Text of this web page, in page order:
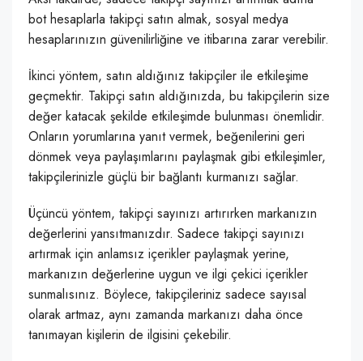
bot hesaplarla takipçi satın almak, sosyal medya
hesaplarınızın güvenilirliğine ve itibarına zarar verebilir.
İkinci yöntem, satın aldığınız takipçiler ile etkileşime
geçmektir. Takipçi satın aldığınızda, bu takipçilerin size
değer katacak şekilde etkileşimde bulunması önemlidir.
Onların yorumlarına yanıt vermek, beğenilerini geri
dönmek veya paylaşımlarını paylaşmak gibi etkileşimler,
takipçilerinizle güçlü bir bağlantı kurmanızı sağlar.
Üçüncü yöntem, takipçi sayınızı artırırken markanızın
değerlerini yansıtmanızdır. Sadece takipçi sayınızı
artırmak için anlamsız içerikler paylaşmak yerine,
markanızın değerlerine uygun ve ilgi çekici içerikler
sunmalısınız. Böylece, takipçileriniz sadece sayısal
olarak artmaz, aynı zamanda markanızı daha önce
tanımayan kişilerin de ilgisini çekebilir.